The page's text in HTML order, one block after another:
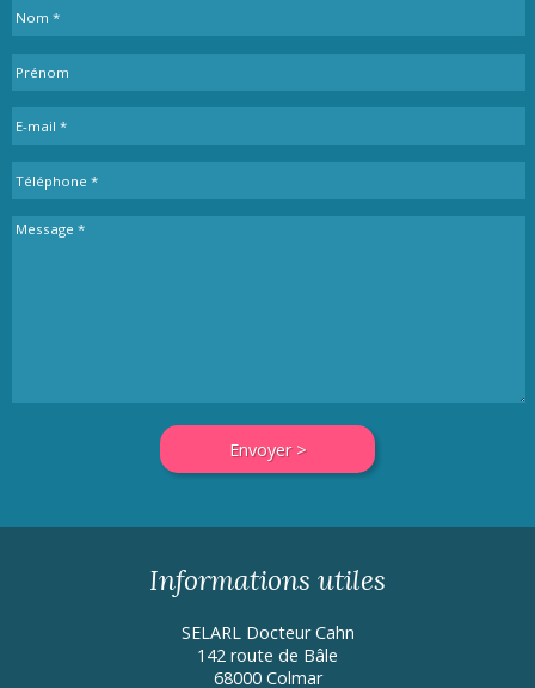
Informations utiles
SELARL Docteur Cahn
142 route de Bâle
68000 Colmar